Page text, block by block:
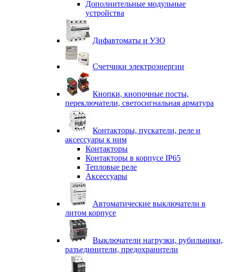
Дополнительные модульные
устройства
Дифавтоматы и УЗО
Счетчики электроэнергии
Кнопки, кнопочные посты,
переключатели, светосигнальная арматура
Контакторы, пускатели, реле и
аксессуары к ним
Контакторы
Контакторы в корпусе IP65
Тепловые реле
Аксессуары
Автоматические выключатели в
литом корпусе
Выключатели нагрузки, рубильники,
разъединители, предохранители